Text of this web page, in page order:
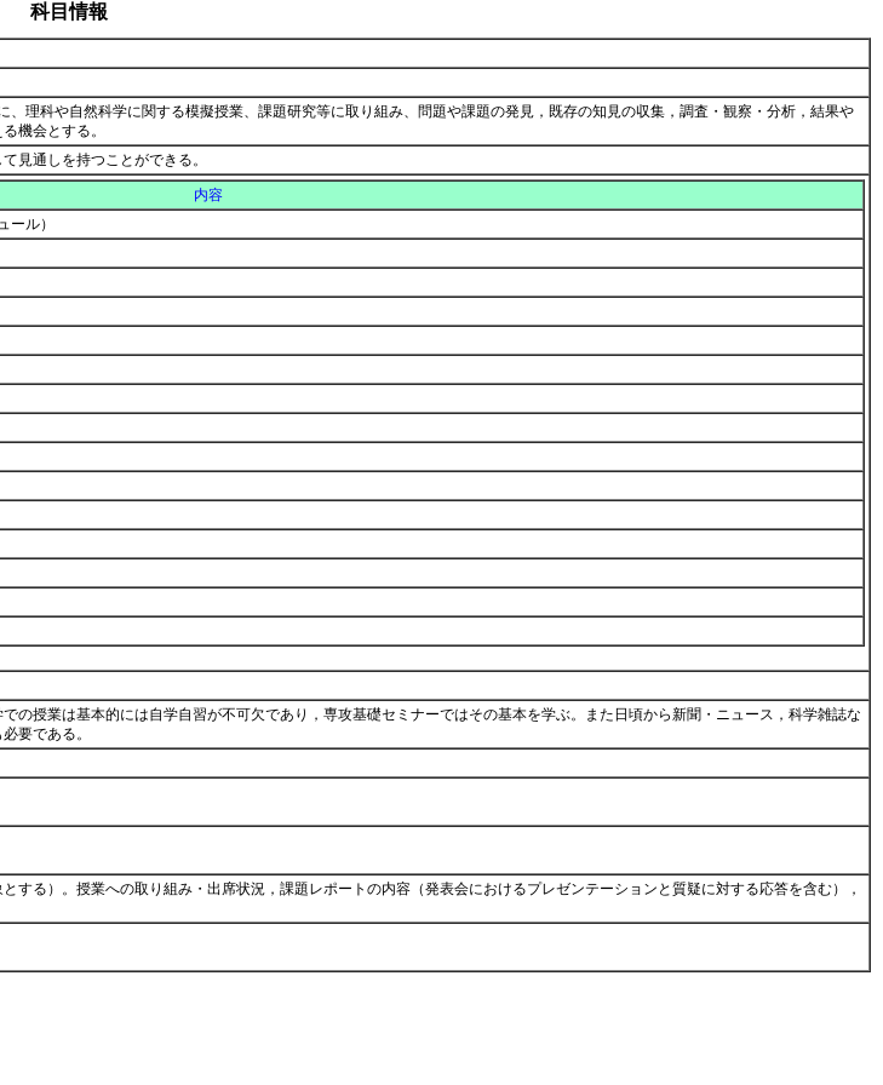
科目情報
理科や自然科学に関する模擬授業、課題研究等に取り組み、問題や課題の発見，既存の知見の収集，調査・観察・分析，結果や
機会とする。
見通しを持つことができる。
内容
ール）
の授業は基本的には自学自習が不可欠であり，専攻基礎セミナーではその基本を学ぶ。また日頃から新聞・ニュース，科学雑誌な
要である。
する）。授業への取り組み・出席状況，課題レポートの内容（発表会におけるプレゼンテーションと質疑に対する応答を含む），